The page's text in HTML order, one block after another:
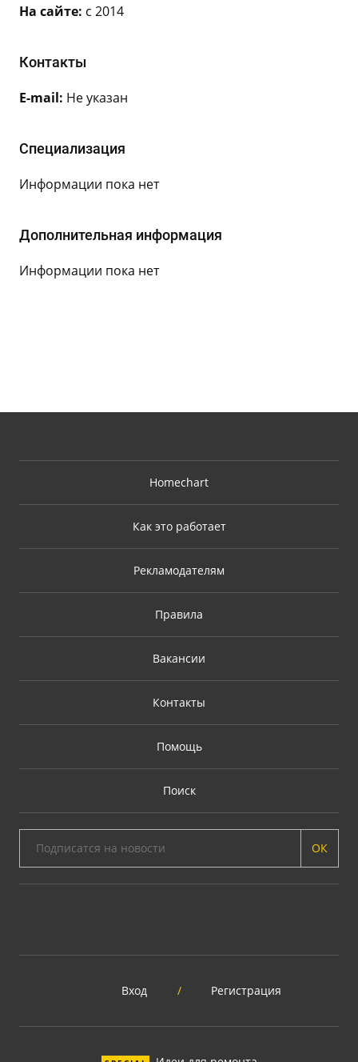
На сайте: с 2014
Контакты
E-mail: Не указан
Специализация
Информации пока нет
Дополнительная информация
Информации пока нет
Homechart
Как это работает
Рекламодателям
Правила
Вакансии
Контакты
Помощь
Поиск
ОК
Вход / Регистрация